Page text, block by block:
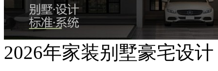
2026年家装别墅豪宅设计